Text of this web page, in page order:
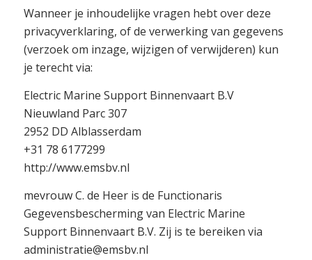
Wanneer je inhoudelijke vragen hebt over deze
privacyverklaring, of de verwerking van gegevens
(verzoek om inzage, wijzigen of verwijderen) kun
je terecht via:
Electric Marine Support Binnenvaart B.V
Nieuwland Parc 307
2952 DD Alblasserdam
+31 78 6177299
http://www.emsbv.nl
mevrouw C. de Heer is de Functionaris
Gegevensbescherming van Electric Marine
Support Binnenvaart B.V. Zij is te bereiken via
administratie@emsbv.nl